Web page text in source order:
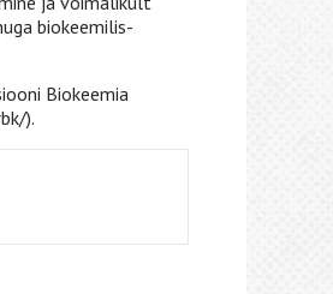
biokeemilis-
Biokeemia
).